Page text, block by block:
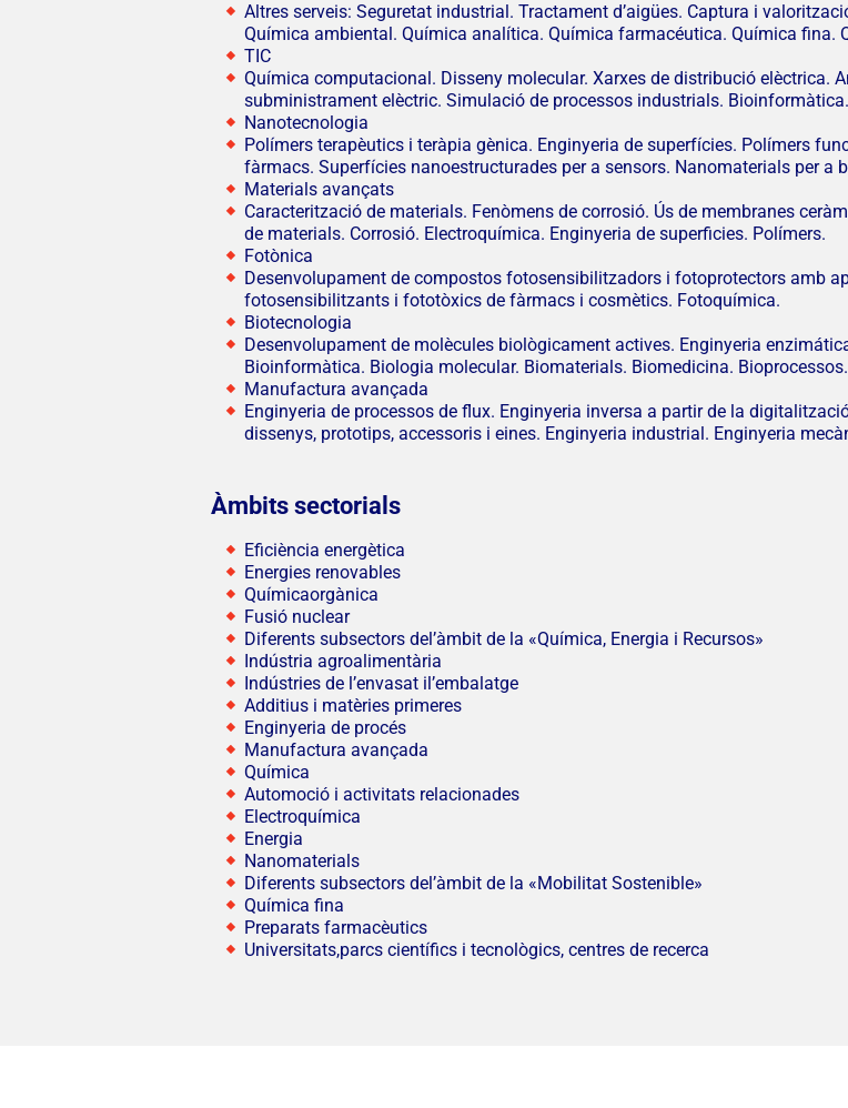
Altres serveis: Seguretat industrial. Tractament d’aigües. Captura i
Química ambiental. Química analítica. Química farmacéutica. Química fina.
TIC
Química computacional. Disseny molecular. Xarxes de distribució elèctrica.
subministrament elèctric. Simulació de processos industrials. Bioinformàtica.
Nanotecnologia
Polímers terapèutics i teràpia gènica. Enginyeria de superfícies. Polímers
fàrmacs. Superfícies nanoestructurades per a sensors. Nanomaterials per a
Materials avançats
Caracterització de materials. Fenòmens de corrosió. Ús de membranes
de materials. Corrosió. Electroquímica. Enginyeria de superficies. Polímers.
Fotònica
Desenvolupament de compostos fotosensibilitzadors i fotoprotectors amb
fotosensibilitzants i fototòxics de fàrmacs i cosmètics. Fotoquímica.
Biotecnologia
Desenvolupament de molècules biològicament actives. Enginyeria
Bioinformàtica. Biologia molecular. Biomaterials. Biomedicina.
Manufactura avançada
Enginyeria de processos de flux. Enginyeria inversa a partir de la
dissenys, prototips, accessoris i eines. Enginyeria industrial. Enginyeria
Àmbits sectorials
Eficiència energètica
Energies renovables
Químicaorgànica
Fusió nuclear
Diferents subsectors del’àmbit de la «Química, Energia i Recursos»
Indústria agroalimentària
Indústries de l’envasat il’embalatge
Additius i matèries primeres
Enginyeria de procés
Manufactura avançada
Química
Automoció i activitats relacionades
Electroquímica
Energia
Nanomaterials
Diferents subsectors del’àmbit de la «Mobilitat Sostenible»
Química fina
Preparats farmacèutics
Universitats,parcs científics i tecnològics, centres de recerca